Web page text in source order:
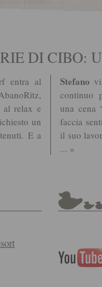
DI CIBO:
entra al
al relax e
un
E a
Stefano
continuo
una cena
faccia
il suo
... »